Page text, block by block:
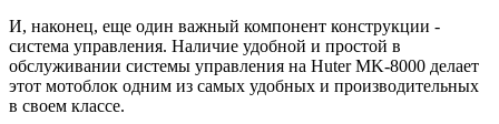
И, наконец, еще один важный компонент конструкции -
система управления. Наличие удобной и простой в
обслуживании системы управления на Huter MK-8000 делает
этот мотоблок одним из самых удобных и производительных
в своем классе.